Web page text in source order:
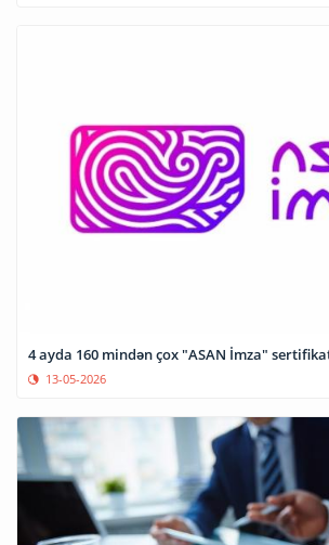
4 ayda 160 mindən çox "ASAN İmza"
13-05-2026